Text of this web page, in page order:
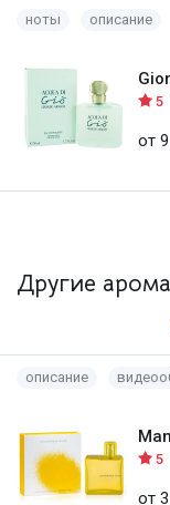
ноты описание
5
от
Другие
описание
5
от